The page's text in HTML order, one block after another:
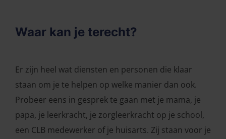
Waar kan je terecht?
Er zijn heel wat diensten en personen die klaar
staan om je te helpen op welke manier dan ook.
Probeer eens in gesprek te gaan met je mama, je
papa, je leerkracht, je zorgleerkracht op je school,
een CLB medewerker of je huisarts. Zij staan voor je